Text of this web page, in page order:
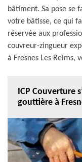
bâtiment. Sa pose se
votre bâtisse, ce qui
réservée aux
couvreur-zingueur
à Fresnes Les Reims,
ICP Couverture
gouttière à